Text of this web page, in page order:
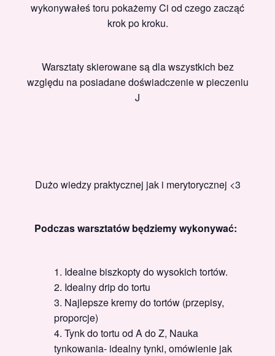
wykonywałeś toru pokażemy Ci od czego zacząć
krok po kroku.
Warsztaty skierowane są dla wszystkich bez
względu na posiadane doświadczenie w pieczeniu
J
Dużo wiedzy praktycznej jak i merytorycznej <3
Podczas warsztatów będziemy wykonywać:
Idealne biszkopty do wysokich tortów.
Idealny drip do tortu
Najlepsze kremy do tortów (przepisy,
proporcje)
Tynk do tortu od A do Z, Nauka
tynkowania- idealny tynki, omówienie jak